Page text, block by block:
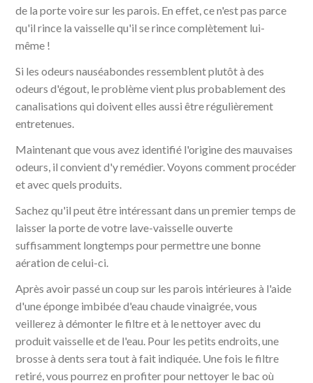
de la porte voire sur les parois. En effet, ce n'est pas parce
qu'il rince la vaisselle qu'il se rince complètement lui-
même !
Si les odeurs nauséabondes ressemblent plutôt à des
odeurs d'égout, le problème vient plus probablement des
canalisations qui doivent elles aussi être régulièrement
entretenues.
Maintenant que vous avez identifié l'origine des mauvaises
odeurs, il convient d'y remédier. Voyons comment procéder
et avec quels produits.
Sachez qu'il peut être intéressant dans un premier temps de
laisser la porte de votre lave-vaisselle ouverte
suffisamment longtemps pour permettre une bonne
aération de celui-ci.
Après avoir passé un coup sur les parois intérieures à l'aide
d'une éponge imbibée d'eau chaude vinaigrée, vous
veillerez à démonter le filtre et à le nettoyer avec du
produit vaisselle et de l'eau. Pour les petits endroits, une
brosse à dents sera tout à fait indiquée. Une fois le filtre
retiré, vous pourrez en profiter pour nettoyer le bac où